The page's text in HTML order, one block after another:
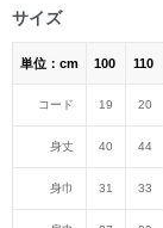
サイズ
単位：cm 100 110
コード 19 20
身丈 40 44
身巾 31 33